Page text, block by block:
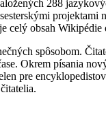
288
obsah
spôsobom.
Okrem písania
pre